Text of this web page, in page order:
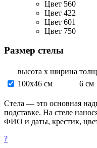
Цвет 560
Цвет 422
Цвет 601
Цвет 750
Размер стелы
высота х ширина
100х46 см
6 см
Стела — это основная
подставке. На стеле
ФИО и даты, крестик,
?